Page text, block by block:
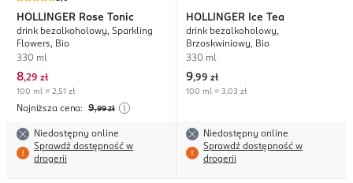
HOLLINGER Rose Tonic
drink bezalkoholowy, Sparkling
Flowers, Bio
330 ml
8,29 zł
100 ml = 2,51 zł
Najniższa cena: 9,99 zł
Niedostępny online
Sprawdź dostępność w
drogerii
HOLLINGER Ice Tea
drink bezalkoholowy,
Brzoskwiniowy, Bio
330 ml
9,99 zł
100 ml = 3,03 zł
Niedostępny online
Sprawdź dostępność w
drogerii